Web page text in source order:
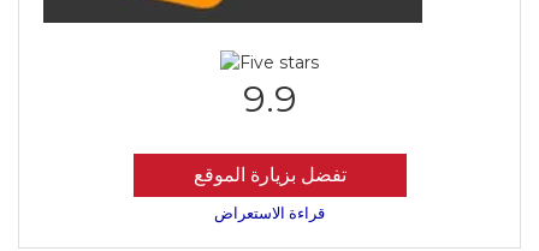
9.9
تفضل بزيارة الموقع
قراءة الاستعراض